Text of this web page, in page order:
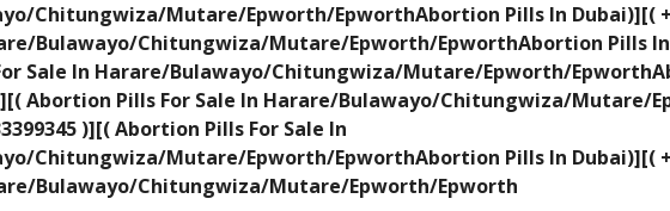
Chitungwiza/Mutare/Epworth/EpworthAbortion Pills In Dubai)][(
Bulawayo/Chitungwiza/Mutare/Epworth/EpworthAbortion Pills In
Sale In Harare/Bulawayo/Chitungwiza/Mutare/Epworth/
)][( Abortion Pills For Sale In Harare/Bulawayo/Chitungwiza/Mutare/
)][( Abortion Pills For Sale In
Chitungwiza/Mutare/Epworth/EpworthAbortion Pills In Dubai)][(
Bulawayo/Chitungwiza/Mutare/Epworth/Epworth